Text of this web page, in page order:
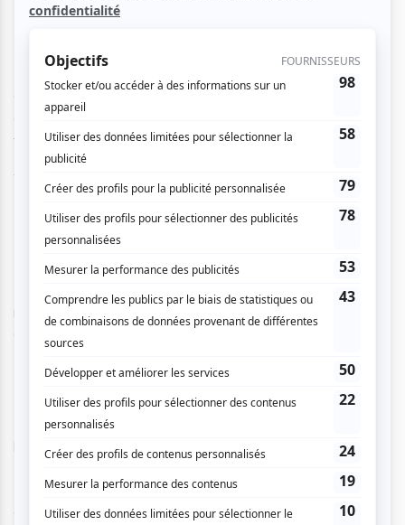
Un souper d'adieu (13 ans et +)
Un couple lassé de multiplier les obligations sociales décide
de faire du tri dans ses amis en organisant des « soupers
d’adieu », mais la soirée avec leur première cible se
transforme rapidement en règlement de compte.
Auteurs : Mathieu Delaporte et Alexandre de la Patellière
Mise en scène: Adrien Gaudon
Note : La troupe s’est mérité pas moins de 12 prix jusqu’à
maintenant dont le Grand Prix à 3 reprises ainsi que le
barreoblique.org/
www.fatv.ca